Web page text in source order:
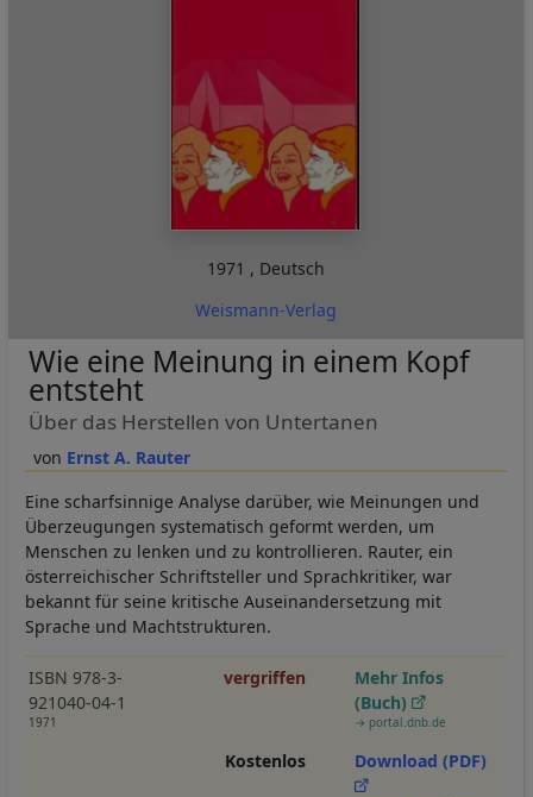
1971 , Deutsch
Weismann-Verlag
Ernst A. Rauter
Wie eine Meinung in einem Kopf
entsteht
Über das Herstellen von Untertanen
Eine scharfsinnige Analyse darüber, wie Meinungen und
Überzeugungen systematisch geformt werden, um
Menschen zu lenken und zu kontrollieren. Rauter, ein
österreichischer Schriftsteller und Sprachkritiker, war
bekannt für seine kritische Auseinandersetzung mit
Sprache und Machtstrukturen.
ISBN 978-3-
921040-04-1
1971
vergriffen
Mehr Infos
(Buch)
→ portal.dnb.de
Kostenlos Download (PDF)